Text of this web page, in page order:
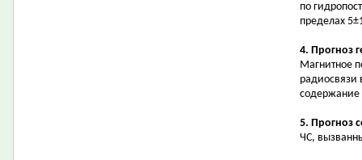
по
пределах
4. Прогноз
Магнитное
радиосвязи
содержание
5. Прогноз
ЧС,